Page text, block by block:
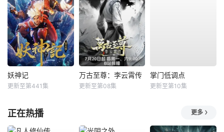
妖神记
更新至第441集
万古至尊：李云霄传
更新至第08集
掌门低调点
更新至第10集
正在热播 更多